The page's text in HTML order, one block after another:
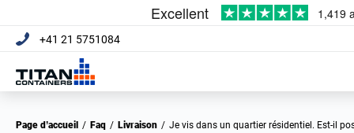
+41 21 5751084
Page d’accueil / Faq / Livraison / Je vis dans un quartier résidentiel. Est-il